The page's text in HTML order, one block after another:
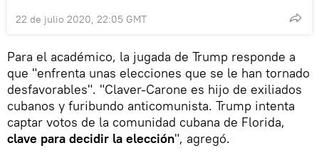
22 de julio 2020, 22:05 GMT
Para el académico, la jugada de Trump responde a
que "enfrenta unas elecciones que se le han tornado
desfavorables". "Claver-Carone es hijo de exiliados
cubanos y furibundo anticomunista. Trump intenta
captar votos de la comunidad cubana de Florida,
clave para decidir la elección", agregó.